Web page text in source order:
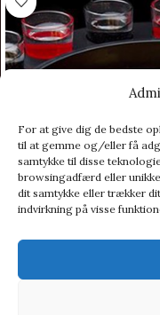
For at give dig de bedste
til at gemme og/eller få
samtykke til disse
browsingadfærd eller
dit samtykke eller trækker
indvirkning på visse